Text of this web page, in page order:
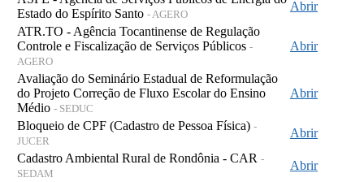
Estado do Espírito Santo - AGERO
Abrir
ATR.TO - Agência Tocantinense de Regulação
Controle e Fiscalização de Serviços Públicos -
AGERO
Abrir
Avaliação do Seminário Estadual de Reformulação
do Projeto Correção de Fluxo Escolar do Ensino
Médio - SEDUC
Abrir
Bloqueio de CPF (Cadastro de Pessoa Física) -
JUCER
Abrir
Cadastro Ambiental Rural de Rondônia - CAR -
SEDAM
Abrir